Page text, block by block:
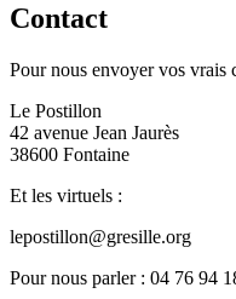
Contact
Pour nous envoyer vos vrais
Le Postillon
42 avenue Jean Jaurès
38600 Fontaine
Et les virtuels :
lepostillon@gresille.org
Pour nous parler : 04 76 94